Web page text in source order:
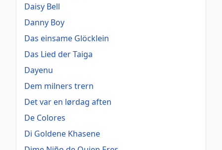
Daisy Bell
Danny Boy
Das einsame Glöcklein
Das Lied der Taiga
Dayenu
Dem milners trern
Det var en lørdag aften
De Colores
Di Goldene Khasene